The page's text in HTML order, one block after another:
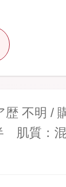
歴 不明 /
肌質：